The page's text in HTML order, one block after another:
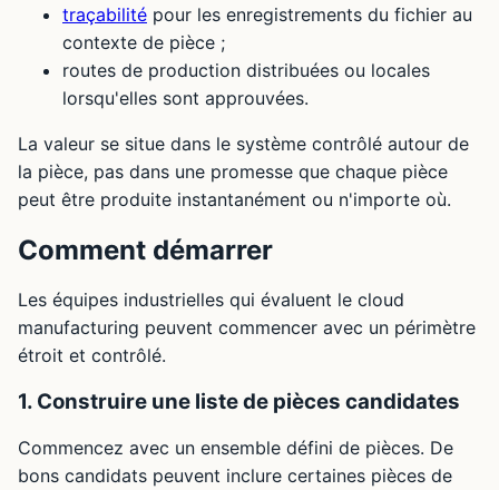
traçabilité pour les enregistrements du fichier au
contexte de pièce ;
routes de production distribuées ou locales
lorsqu'elles sont approuvées.
La valeur se situe dans le système contrôlé autour de
la pièce, pas dans une promesse que chaque pièce
peut être produite instantanément ou n'importe où.
Comment démarrer
Les équipes industrielles qui évaluent le cloud
manufacturing peuvent commencer avec un périmètre
étroit et contrôlé.
1. Construire une liste de pièces candidates
Commencez avec un ensemble défini de pièces. De
bons candidats peuvent inclure certaines pièces de